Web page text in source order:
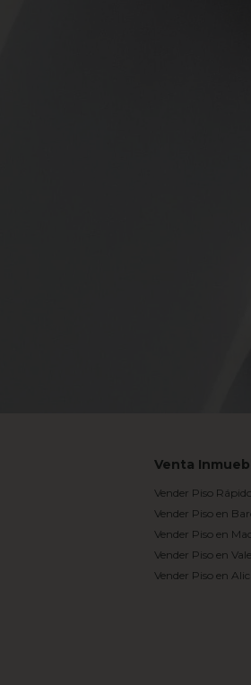
Venta
Vender Piso
Vender Piso en
Vender Piso en
Vender Piso en
Vender Piso en